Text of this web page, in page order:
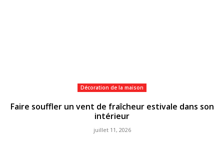
Décoration de la maison
Faire souffler un vent de fraîcheur estivale dans son
intérieur
juillet 11, 2026